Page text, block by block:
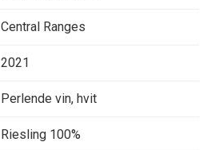
Central Ranges
2021
Perlende vin, hvit
Riesling 100%